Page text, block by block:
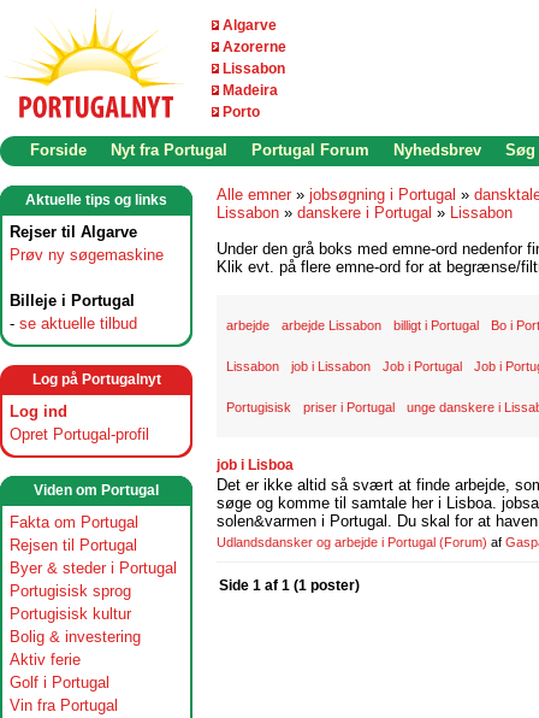
Algarve
Azorerne
Lissabon
Madeira
Porto
Forside Nyt fra Portugal Portugal Forum Nyhedsbrev Søg
Aktuelle tips og links
Rejser til Algarve
Prøv ny søgemaskine
Billeje i Portugal
- se aktuelle tilbud
Log på Portugalnyt
Log ind
Opret Portugal-profil
Viden om Portugal
Fakta om Portugal
Rejsen til Portugal
Byer & steder i Portugal
Portugisisk sprog
Portugisisk kultur
Bolig & investering
Aktiv ferie
Golf i Portugal
Vin fra Portugal
Alle emner » jobsøgning i Portugal »
Lissabon » danskere i Portugal » Lissabon
Under den grå boks med emne-ord nedenfor
Klik evt. på flere emne-ord for at begrænse/
arbejde arbejde Lissabon billigt i Portugal Bo i
Lissabon job i Lissabon Job i Portugal Job i
Portugisisk priser i Portugal unge danskere i
job i Lisboa
Det er ikke altid så svært at finde arbejde,
søge og komme til samtale her i Lisboa.
solen&varmen i Portugal. Du skal for at
Udlandsdansker og arbejde i Portugal (Forum) af
Side 1 af 1 (1 poster)